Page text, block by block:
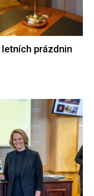
prázdnin